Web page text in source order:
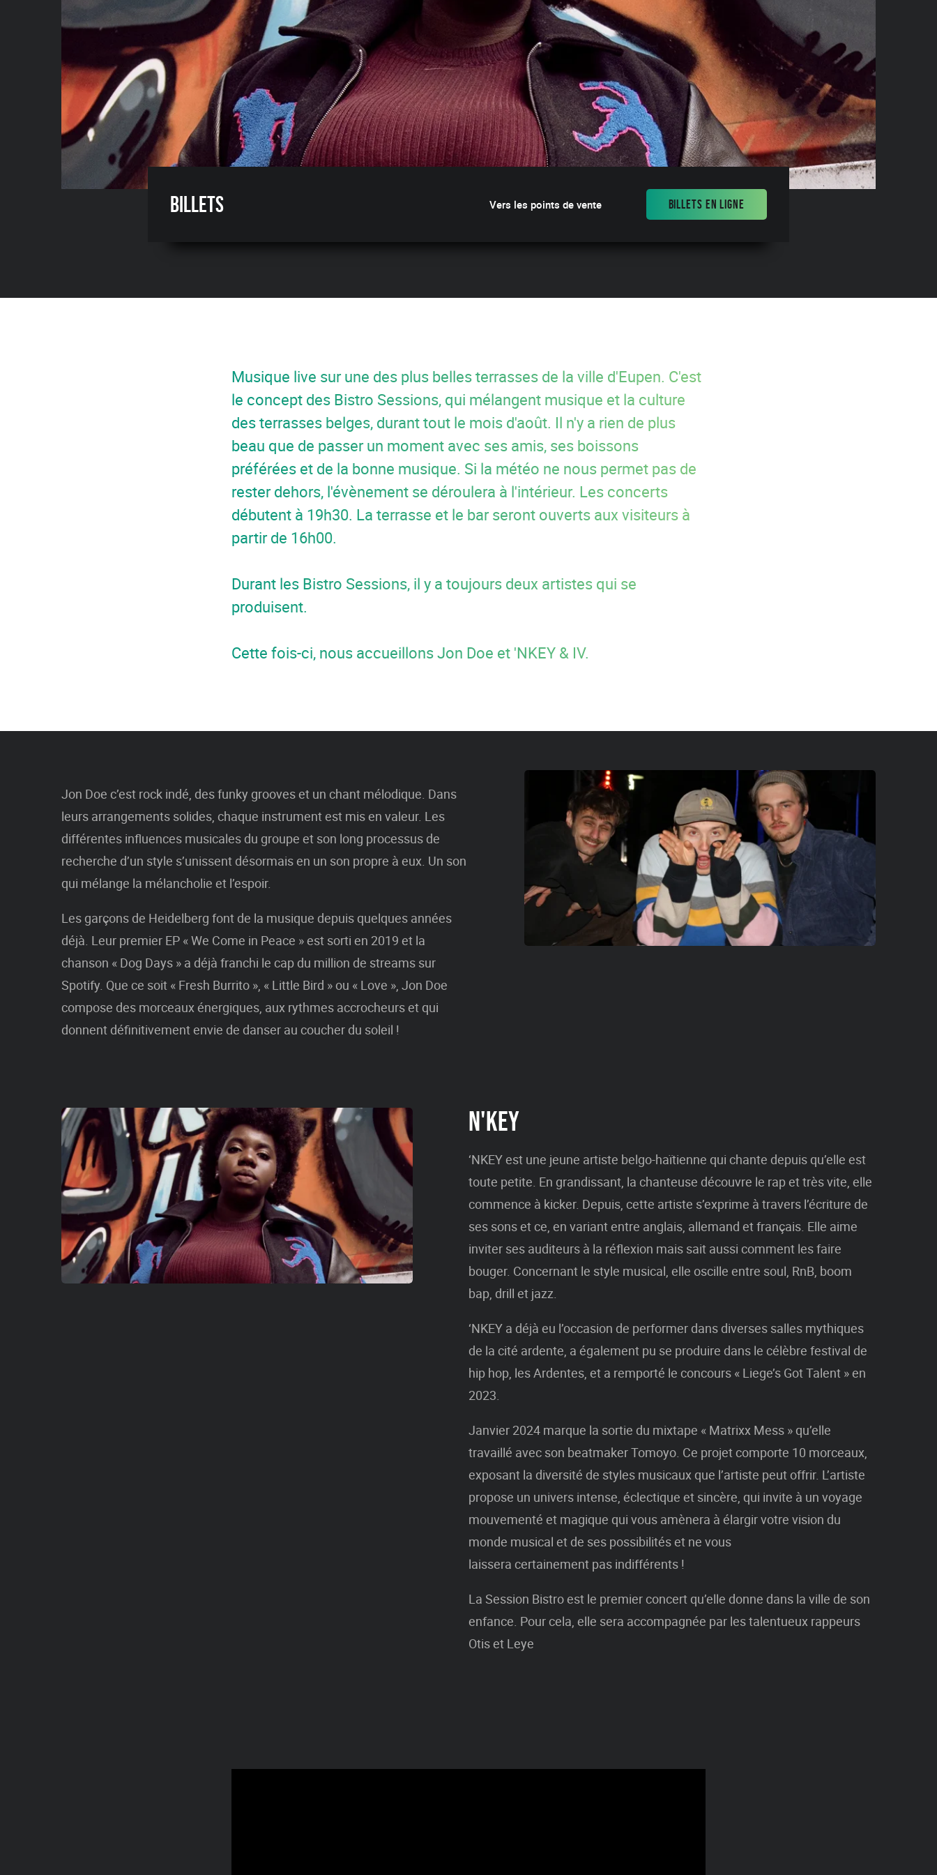
Billets Vers les points de vente BILLETS EN LIGNE
Musique live sur une des plus belles terrasses de la ville d'Eupen. C'est
le concept des Bistro Sessions, qui mélangent musique et la culture
des terrasses belges, durant tout le mois d'août. Il n'y a rien de plus
beau que de passer un moment avec ses amis, ses boissons
préférées et de la bonne musique. Si la météo ne nous permet pas de
rester dehors, l'évènement se déroulera à l'intérieur. Les concerts
débutent à 19h30. La terrasse et le bar seront ouverts aux visiteurs à
partir de 16h00.
Durant les Bistro Sessions, il y a toujours deux artistes qui se
produisent.
Cette fois-ci, nous accueillons Jon Doe et 'NKEY & IV.
Jon Doe c’est rock indé, des funky grooves et un chant mélodique. Dans
leurs arrangements solides, chaque instrument est mis en valeur. Les
différentes influences musicales du groupe et son long processus de
recherche d’un style s’unissent désormais en un son propre à eux. Un son
qui mélange la mélancholie et l’espoir.
Les garçons de Heidelberg font de la musique depuis quelques années
déjà. Leur premier EP « We Come in Peace » est sorti en 2019 et la
chanson « Dog Days » a déjà franchi le cap du million de streams sur
Spotify. Que ce soit « Fresh Burrito », « Little Bird » ou « Love », Jon Doe
compose des morceaux énergiques, aux rythmes accrocheurs et qui
donnent définitivement envie de danser au coucher du soleil !
N'KEY
‘NKEY est une jeune artiste belgo-haïtienne qui chante depuis qu’elle est
toute petite. En grandissant, la chanteuse découvre le rap et très vite, elle
commence à kicker. Depuis, cette artiste s’exprime à travers l’écriture de
ses sons et ce, en variant entre anglais, allemand et français. Elle aime
inviter ses auditeurs à la réflexion mais sait aussi comment les faire
bouger. Concernant le style musical, elle oscille entre soul, RnB, boom
bap, drill et jazz.
‘NKEY a déjà eu l’occasion de performer dans diverses salles mythiques
de la cité ardente, a également pu se produire dans le célèbre festival de
hip hop, les Ardentes, et a remporté le concours « Liege’s Got Talent » en
2023.
Janvier 2024 marque la sortie du mixtape « Matrixx Mess » qu’elle
travaillé avec son beatmaker Tomoyo. Ce projet comporte 10 morceaux,
exposant la diversité de styles musicaux que l’artiste peut offrir. L’artiste
propose un univers intense, éclectique et sincère, qui invite à un voyage
mouvementé et magique qui vous amènera à élargir votre vision du
monde musical et de ses possibilités et ne vous
laissera certainement pas indifférents !
La Session Bistro est le premier concert qu’elle donne dans la ville de son
enfance. Pour cela, elle sera accompagnée par les talentueux rappeurs
Otis et Leye